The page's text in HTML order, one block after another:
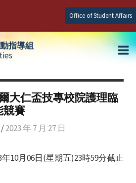
Office of Student Affairs
指導組
大仁盃技專校院護理臨
競賽
/2023 年 7 月 27 日
10月06日(星期五)23時59分截止